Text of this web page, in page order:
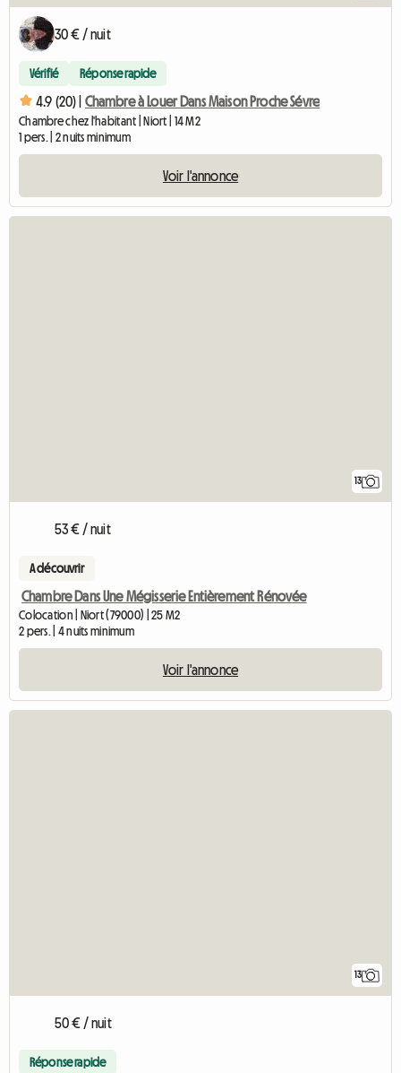
30 € / nuit
Vérifié Réponse rapide
4.9 (20) | Chambre à Louer Dans Maison Proche Sévre
Chambre chez l'habitant | Niort | 14 M2
1 pers. | 2 nuits minimum
Voir l'annonce
13
53 € / nuit
A découvrir
Chambre Dans Une Mégisserie Entièrement Rénovée
Colocation | Niort (79000) | 25 M2
2 pers. | 4 nuits minimum
Voir l'annonce
13
50 € / nuit
Réponse rapide